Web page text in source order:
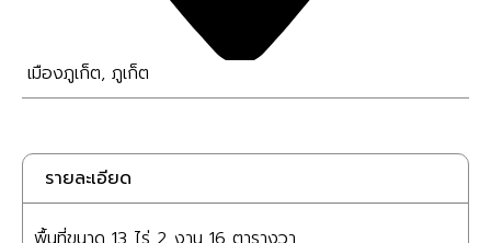
เมืองภูเก็ต, ภูเก็ต
รายละเอียด